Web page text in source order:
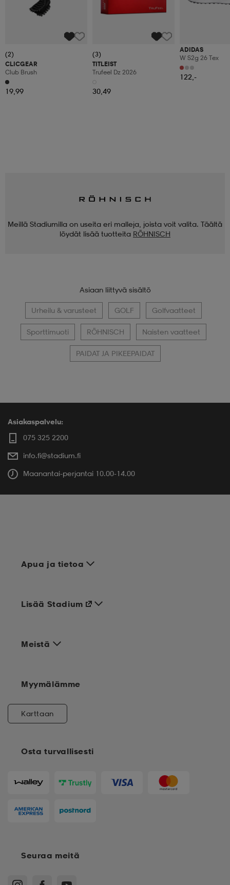
(2)
CLICGEAR
Club Brush
19,99
(3)
TITLEIST
Trufeel Dz 2026
30,49
ADIDAS
W S2g 26 Tex
122,-
Meillä Stadiumilla on useita eri malleja, joista voit valita. Täältä
löydät lisää tuotteita RÖHNISCH
Asiaan liittyvä sisältö
Urheilu & varusteet GOLF Golfvaatteet
Sporttimuoti RÖHNISCH Naisten vaatteet
PAIDAT JA PIKEEPAIDAT
Asiakaspalvelu:
075 325 2200
info.fi@stadium.fi
Maanantai-perjantai 10.00-14.00
Apua ja tietoa
Meistä
Osta turvallisesti
Lisää Stadium
Myymälämme
Karttaan
Seuraa meitä